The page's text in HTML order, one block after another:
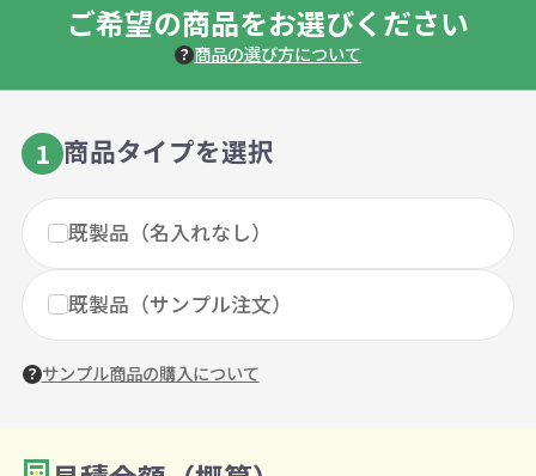
ご希望の商品をお選びください
商品の選び方について
1 商品タイプを選択
既製品（名入れなし）
既製品（サンプル注文）
サンプル商品の購入について